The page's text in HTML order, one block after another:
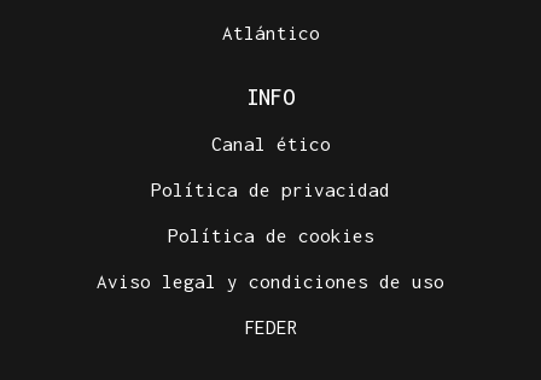
Atlántico
INFO
Canal ético
Política de privacidad
Política de cookies
Aviso legal y condiciones de uso
FEDER